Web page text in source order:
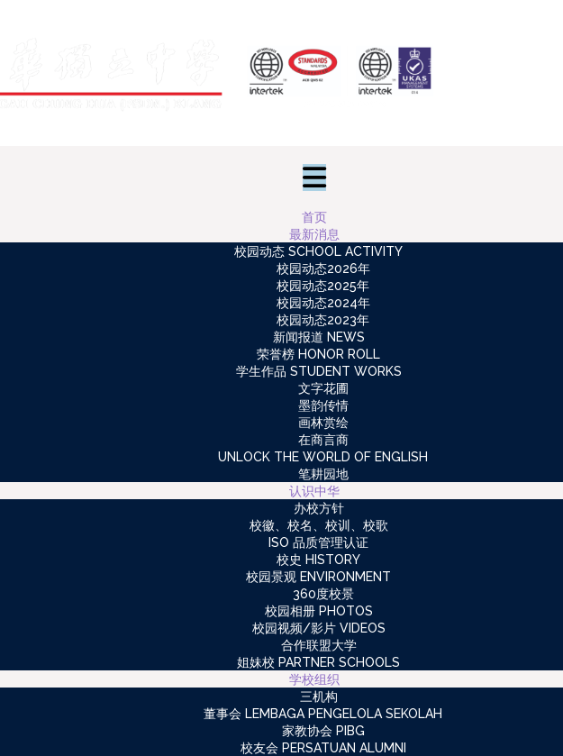
首页
最新消息
校园动态 SCHOOL ACTIVITY
校园动态2026年
校园动态2025年
校园动态2024年
校园动态2023年
新闻报道 NEWS
荣誉榜 HONOR ROLL
学生作品 STUDENT WORKS
文字花圃
墨韵传情
画林赏绘
在商言商
UNLOCK THE WORLD OF ENGLISH
笔耕园地
认识中华
办校方针
校徽、校名、校训、校歌
ISO 品质管理认证
校史 HISTORY
校园景观 ENVIRONMENT
360度校景
校园相册 PHOTOS
校园视频/影片 VIDEOS
合作联盟大学
姐妹校 PARTNER SCHOOLS
学校组织
三机构
董事会 LEMBAGA PENGELOLA SEKOLAH
家教协会 PIBG
校友会 PERSATUAN ALUMNI